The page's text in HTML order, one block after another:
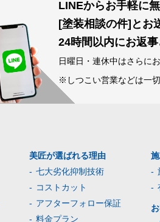
LINEからお手軽に
[塗装相談の件]とお
24時間以内にお返事
日曜日・連休中はさらに
※しつこい営業などは一
美匠が選ばれる理由
七大劣化抑制技術
コストカット
アフターフォロー保証
料金プラン